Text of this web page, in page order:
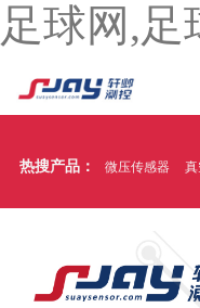
足球网,足
热搜产品： 微压传感器